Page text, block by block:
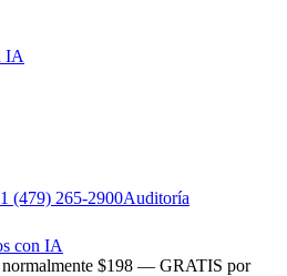
IA
(479) 265-2900Auditoría
con IA
$198 — GRATIS por